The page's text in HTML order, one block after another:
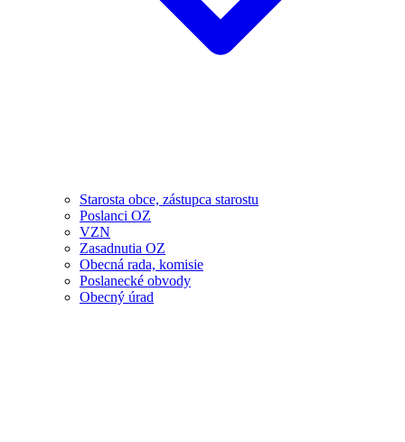
Starosta obce, zástupca starostu
Poslanci OZ
VZN
Zasadnutia OZ
Obecná rada, komisie
Poslanecké obvody
Obecný úrad